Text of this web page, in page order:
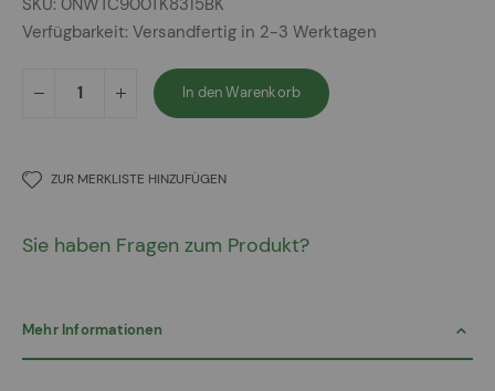
SKU 0NWTC900TK8315BK
Verfügbarkeit: Versandfertig in 2-3 Werktagen
In den Warenkorb
ZUR MERKLISTE HINZUFÜGEN
Sie haben Fragen zum Produkt?
Mehr Informationen